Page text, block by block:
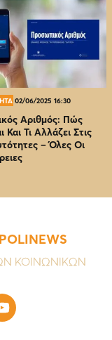
02/06/2025 16:30
Αριθμός: Πώς
Και Τι Αλλάζει Στις
– Όλες Οι
ΚΟΙΝΩΝΙΚΩΝ